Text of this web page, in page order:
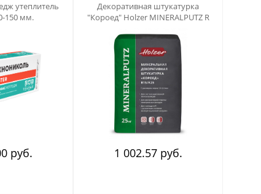
утеплитель
150 мм.
руб.
Декоративная штукатурка
"Короед" Holzer MINERALPUTZ R
1 002.57 руб.